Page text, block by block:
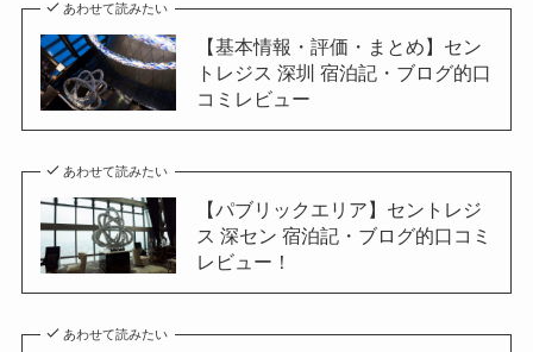
あわせて読みたい
【基本情報・評価・まとめ】セン
トレジス 深圳 宿泊記・ブログ的口
コミレビュー
あわせて読みたい
【パブリックエリア】セントレジ
ス 深セン 宿泊記・ブログ的口コミ
レビュー！
あわせて読みたい